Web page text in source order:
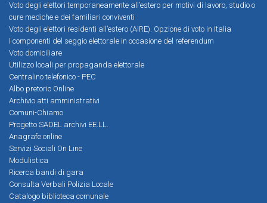
Voto degli elettori temporaneamente all’estero per motivi di lavoro, studio o
cure mediche e dei familiari conviventi
Voto degli elettori residenti all’estero (AIRE). Opzione di voto in Italia
I componenti del seggio elettorale in occasione del referendum
Voto domiciliare
Utilizzo locali per propaganda elettorale
Centralino telefonico - PEC
Albo pretorio Online
Archivio atti amministrativi
Comuni-Chiamo
Progetto SADEL archivi EE.LL.
Anagrafe online
Servizi Sociali On Line
Modulistica
Ricerca bandi di gara
Consulta Verbali Polizia Locale
Catalogo biblioteca comunale